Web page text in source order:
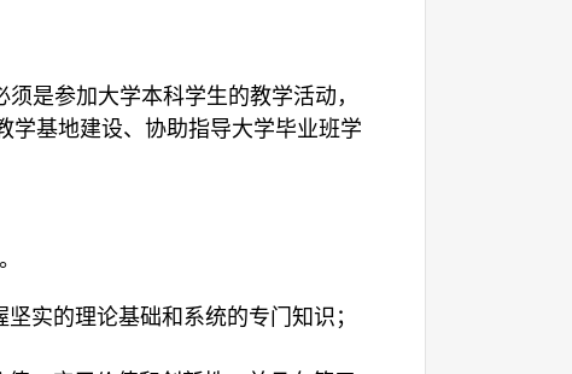
是参加大学本科学生的教学活动，
学基地建设、协助指导大学毕业班学
。
实的理论基础和系统的专门知识；